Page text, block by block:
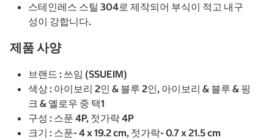
스테인레스 스틸 304로 제작되어 부식이 적고 내구
성이 강합니다.
제품 사양
브랜드 : 쓰임 (SSUEIM)
색상 : 아이보리 2인 & 블루 2인, 아이보리 & 블루 & 핑
크 & 옐로우 중 택1
구성 : 스푼 4P, 젓가락 4P
크기 : 스푼- 4 x 19.2 cm, 젓가락- 0.7 x 21.5 cm